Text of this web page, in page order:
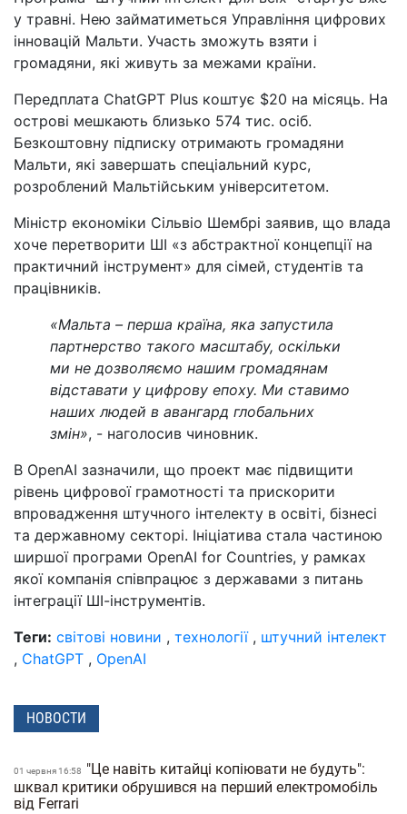
у травні. Нею займатиметься Управління цифрових
інновацій Мальти. Участь зможуть взяти і
громадяни, які живуть за межами країни.
Передплата ChatGPT Plus коштує $20 на місяць. На
острові мешкають близько 574 тис. осіб.
Безкоштовну підписку отримають громадяни
Мальти, які завершать спеціальний курс,
розроблений Мальтійським університетом.
Міністр економіки Сільвіо Шембрі заявив, що влада
хоче перетворити ШІ «з абстрактної концепції на
практичний інструмент» для сімей, студентів та
працівників.
«Мальта – перша країна, яка запустила
партнерство такого масштабу, оскільки
ми не дозволяємо нашим громадянам
відставати у цифрову епоху. Ми ставимо
наших людей в авангард глобальних
змін», - наголосив чиновник.
В OpenAI зазначили, що проект має підвищити
рівень цифрової грамотності та прискорити
впровадження штучного інтелекту в освіті, бізнесі
та державному секторі. Ініціатива стала частиною
ширшої програми OpenAI for Countries, у рамках
якої компанія співпрацює з державами з питань
інтеграції ШІ-інструментів.
Теги: світові новини , технології, штучний інтелект
, ChatGPT , OpenAI
НОВОСТИ
01 червня 16:58
"Це навіть китайці копіювати не будуть":
шквал критики обрушився на перший електромобіль
від Ferrari